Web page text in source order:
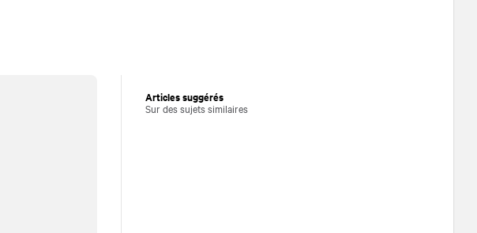
Articles suggérés
Sur des sujets similaires